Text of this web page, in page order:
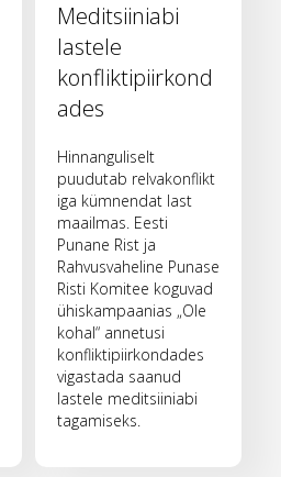
Meditsiiniabi
lastele
konfliktipiirkond
ades
Hinnanguliselt
puudutab relvakonflikt
iga kümnendat last
maailmas. Eesti
Punane Rist ja
Rahvusvaheline Punase
Risti Komitee koguvad
ühiskampaanias „Ole
kohal“ annetusi
konfliktipiirkondades
vigastada saanud
lastele meditsiiniabi
tagamiseks.